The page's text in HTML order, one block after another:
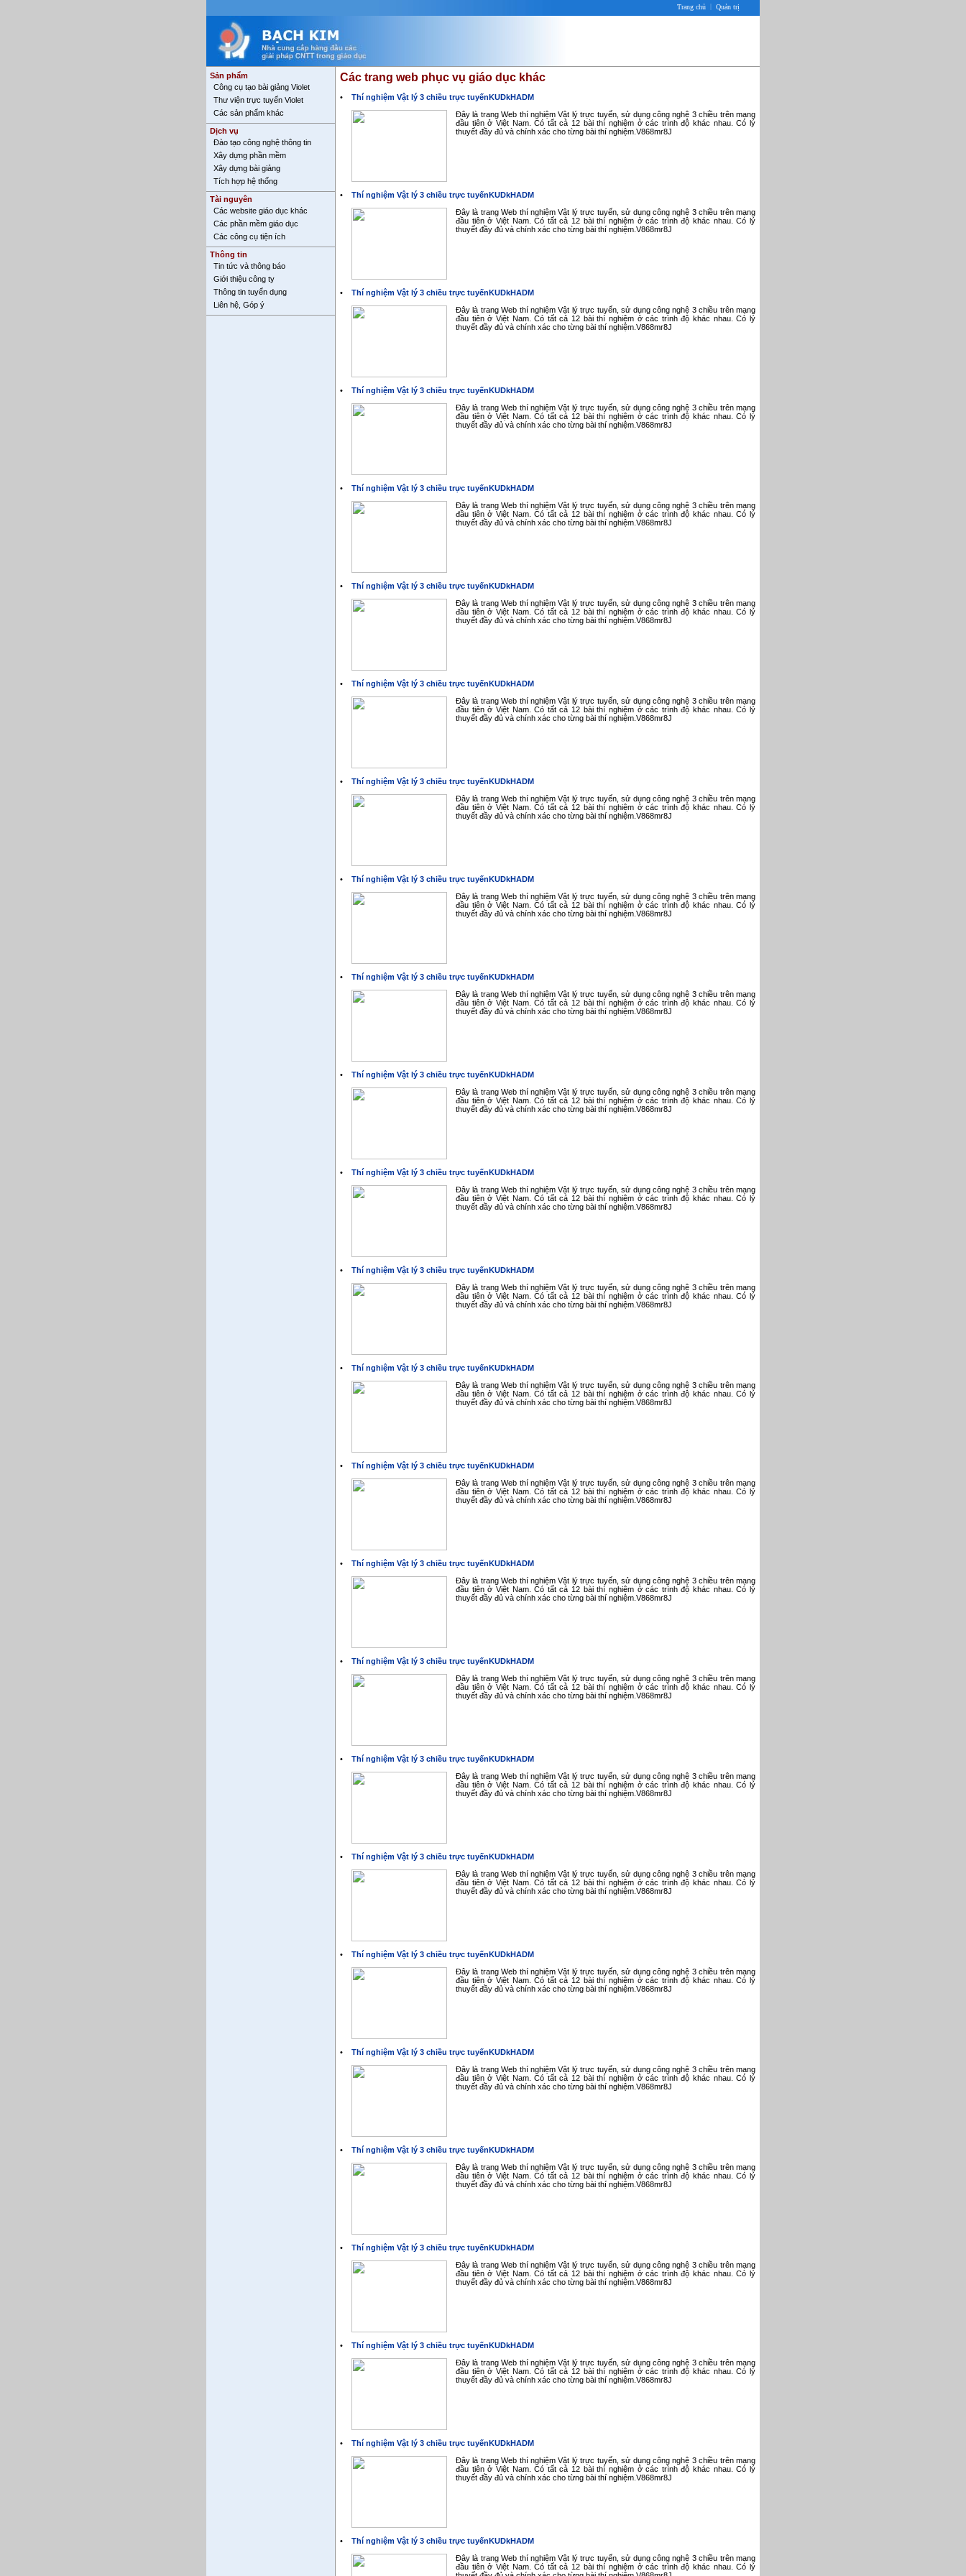
Trang chủ | Quản trị
Sản phẩm
Công cụ tạo bài giảng Violet
Thư viện trực tuyến Violet
Các sản phẩm khác
Dịch vụ
Đào tạo công nghệ thông tin
Xây dựng phần mềm
Xây dựng bài giảng
Tích hợp hệ thống
Tài nguyên
Các website giáo dục khác
Các phần mềm giáo dục
Các công cụ tiện ích
Thông tin
Tin tức và thông báo
Giới thiệu công ty
Thông tin tuyển dụng
Liên hệ, Góp ý
Các trang web phục vụ giáo dục khác
•
Thí nghiệm Vật lý 3 chiều trực tuyếnKUDkHADM
Đây là trang Web thí nghiệm Vật lý trực tuyến, sử dụng công nghệ 3 chiều trên mạng
đầu tiên ở Việt Nam. Có tất cả 12 bài thí nghiệm ở các trình độ khác nhau. Có lý
thuyết đầy đủ và chính xác cho từng bài thí nghiệm.V868mr8J
•
Thí nghiệm Vật lý 3 chiều trực tuyếnKUDkHADM
Đây là trang Web thí nghiệm Vật lý trực tuyến, sử dụng công nghệ 3 chiều trên mạng
đầu tiên ở Việt Nam. Có tất cả 12 bài thí nghiệm ở các trình độ khác nhau. Có lý
thuyết đầy đủ và chính xác cho từng bài thí nghiệm.V868mr8J
•
Thí nghiệm Vật lý 3 chiều trực tuyếnKUDkHADM
Đây là trang Web thí nghiệm Vật lý trực tuyến, sử dụng công nghệ 3 chiều trên mạng
đầu tiên ở Việt Nam. Có tất cả 12 bài thí nghiệm ở các trình độ khác nhau. Có lý
thuyết đầy đủ và chính xác cho từng bài thí nghiệm.V868mr8J
•
Thí nghiệm Vật lý 3 chiều trực tuyếnKUDkHADM
Đây là trang Web thí nghiệm Vật lý trực tuyến, sử dụng công nghệ 3 chiều trên mạng
đầu tiên ở Việt Nam. Có tất cả 12 bài thí nghiệm ở các trình độ khác nhau. Có lý
thuyết đầy đủ và chính xác cho từng bài thí nghiệm.V868mr8J
•
Thí nghiệm Vật lý 3 chiều trực tuyếnKUDkHADM
Đây là trang Web thí nghiệm Vật lý trực tuyến, sử dụng công nghệ 3 chiều trên mạng
đầu tiên ở Việt Nam. Có tất cả 12 bài thí nghiệm ở các trình độ khác nhau. Có lý
thuyết đầy đủ và chính xác cho từng bài thí nghiệm.V868mr8J
•
Thí nghiệm Vật lý 3 chiều trực tuyếnKUDkHADM
Đây là trang Web thí nghiệm Vật lý trực tuyến, sử dụng công nghệ 3 chiều trên mạng
đầu tiên ở Việt Nam. Có tất cả 12 bài thí nghiệm ở các trình độ khác nhau. Có lý
thuyết đầy đủ và chính xác cho từng bài thí nghiệm.V868mr8J
•
Thí nghiệm Vật lý 3 chiều trực tuyếnKUDkHADM
Đây là trang Web thí nghiệm Vật lý trực tuyến, sử dụng công nghệ 3 chiều trên mạng
đầu tiên ở Việt Nam. Có tất cả 12 bài thí nghiệm ở các trình độ khác nhau. Có lý
thuyết đầy đủ và chính xác cho từng bài thí nghiệm.V868mr8J
•
Thí nghiệm Vật lý 3 chiều trực tuyếnKUDkHADM
Đây là trang Web thí nghiệm Vật lý trực tuyến, sử dụng công nghệ 3 chiều trên mạng
đầu tiên ở Việt Nam. Có tất cả 12 bài thí nghiệm ở các trình độ khác nhau. Có lý
thuyết đầy đủ và chính xác cho từng bài thí nghiệm.V868mr8J
•
Thí nghiệm Vật lý 3 chiều trực tuyếnKUDkHADM
Đây là trang Web thí nghiệm Vật lý trực tuyến, sử dụng công nghệ 3 chiều trên mạng
đầu tiên ở Việt Nam. Có tất cả 12 bài thí nghiệm ở các trình độ khác nhau. Có lý
thuyết đầy đủ và chính xác cho từng bài thí nghiệm.V868mr8J
•
Thí nghiệm Vật lý 3 chiều trực tuyếnKUDkHADM
Đây là trang Web thí nghiệm Vật lý trực tuyến, sử dụng công nghệ 3 chiều trên mạng
đầu tiên ở Việt Nam. Có tất cả 12 bài thí nghiệm ở các trình độ khác nhau. Có lý
thuyết đầy đủ và chính xác cho từng bài thí nghiệm.V868mr8J
•
Thí nghiệm Vật lý 3 chiều trực tuyếnKUDkHADM
Đây là trang Web thí nghiệm Vật lý trực tuyến, sử dụng công nghệ 3 chiều trên mạng
đầu tiên ở Việt Nam. Có tất cả 12 bài thí nghiệm ở các trình độ khác nhau. Có lý
thuyết đầy đủ và chính xác cho từng bài thí nghiệm.V868mr8J
•
Thí nghiệm Vật lý 3 chiều trực tuyếnKUDkHADM
Đây là trang Web thí nghiệm Vật lý trực tuyến, sử dụng công nghệ 3 chiều trên mạng
đầu tiên ở Việt Nam. Có tất cả 12 bài thí nghiệm ở các trình độ khác nhau. Có lý
thuyết đầy đủ và chính xác cho từng bài thí nghiệm.V868mr8J
•
Thí nghiệm Vật lý 3 chiều trực tuyếnKUDkHADM
Đây là trang Web thí nghiệm Vật lý trực tuyến, sử dụng công nghệ 3 chiều trên mạng
đầu tiên ở Việt Nam. Có tất cả 12 bài thí nghiệm ở các trình độ khác nhau. Có lý
thuyết đầy đủ và chính xác cho từng bài thí nghiệm.V868mr8J
•
Thí nghiệm Vật lý 3 chiều trực tuyếnKUDkHADM
Đây là trang Web thí nghiệm Vật lý trực tuyến, sử dụng công nghệ 3 chiều trên mạng
đầu tiên ở Việt Nam. Có tất cả 12 bài thí nghiệm ở các trình độ khác nhau. Có lý
thuyết đầy đủ và chính xác cho từng bài thí nghiệm.V868mr8J
•
Thí nghiệm Vật lý 3 chiều trực tuyếnKUDkHADM
Đây là trang Web thí nghiệm Vật lý trực tuyến, sử dụng công nghệ 3 chiều trên mạng
đầu tiên ở Việt Nam. Có tất cả 12 bài thí nghiệm ở các trình độ khác nhau. Có lý
thuyết đầy đủ và chính xác cho từng bài thí nghiệm.V868mr8J
•
Thí nghiệm Vật lý 3 chiều trực tuyếnKUDkHADM
Đây là trang Web thí nghiệm Vật lý trực tuyến, sử dụng công nghệ 3 chiều trên mạng
đầu tiên ở Việt Nam. Có tất cả 12 bài thí nghiệm ở các trình độ khác nhau. Có lý
thuyết đầy đủ và chính xác cho từng bài thí nghiệm.V868mr8J
•
Thí nghiệm Vật lý 3 chiều trực tuyếnKUDkHADM
Đây là trang Web thí nghiệm Vật lý trực tuyến, sử dụng công nghệ 3 chiều trên mạng
đầu tiên ở Việt Nam. Có tất cả 12 bài thí nghiệm ở các trình độ khác nhau. Có lý
thuyết đầy đủ và chính xác cho từng bài thí nghiệm.V868mr8J
•
Thí nghiệm Vật lý 3 chiều trực tuyếnKUDkHADM
Đây là trang Web thí nghiệm Vật lý trực tuyến, sử dụng công nghệ 3 chiều trên mạng
đầu tiên ở Việt Nam. Có tất cả 12 bài thí nghiệm ở các trình độ khác nhau. Có lý
thuyết đầy đủ và chính xác cho từng bài thí nghiệm.V868mr8J
•
Thí nghiệm Vật lý 3 chiều trực tuyếnKUDkHADM
Đây là trang Web thí nghiệm Vật lý trực tuyến, sử dụng công nghệ 3 chiều trên mạng
đầu tiên ở Việt Nam. Có tất cả 12 bài thí nghiệm ở các trình độ khác nhau. Có lý
thuyết đầy đủ và chính xác cho từng bài thí nghiệm.V868mr8J
•
Thí nghiệm Vật lý 3 chiều trực tuyếnKUDkHADM
Đây là trang Web thí nghiệm Vật lý trực tuyến, sử dụng công nghệ 3 chiều trên mạng
đầu tiên ở Việt Nam. Có tất cả 12 bài thí nghiệm ở các trình độ khác nhau. Có lý
thuyết đầy đủ và chính xác cho từng bài thí nghiệm.V868mr8J
•
Thí nghiệm Vật lý 3 chiều trực tuyếnKUDkHADM
Đây là trang Web thí nghiệm Vật lý trực tuyến, sử dụng công nghệ 3 chiều trên mạng
đầu tiên ở Việt Nam. Có tất cả 12 bài thí nghiệm ở các trình độ khác nhau. Có lý
thuyết đầy đủ và chính xác cho từng bài thí nghiệm.V868mr8J
•
Thí nghiệm Vật lý 3 chiều trực tuyếnKUDkHADM
Đây là trang Web thí nghiệm Vật lý trực tuyến, sử dụng công nghệ 3 chiều trên mạng
đầu tiên ở Việt Nam. Có tất cả 12 bài thí nghiệm ở các trình độ khác nhau. Có lý
thuyết đầy đủ và chính xác cho từng bài thí nghiệm.V868mr8J
•
Thí nghiệm Vật lý 3 chiều trực tuyếnKUDkHADM
Đây là trang Web thí nghiệm Vật lý trực tuyến, sử dụng công nghệ 3 chiều trên mạng
đầu tiên ở Việt Nam. Có tất cả 12 bài thí nghiệm ở các trình độ khác nhau. Có lý
thuyết đầy đủ và chính xác cho từng bài thí nghiệm.V868mr8J
•
Thí nghiệm Vật lý 3 chiều trực tuyếnKUDkHADM
Đây là trang Web thí nghiệm Vật lý trực tuyến, sử dụng công nghệ 3 chiều trên mạng
đầu tiên ở Việt Nam. Có tất cả 12 bài thí nghiệm ở các trình độ khác nhau. Có lý
thuyết đầy đủ và chính xác cho từng bài thí nghiệm.V868mr8J
•
Thí nghiệm Vật lý 3 chiều trực tuyếnKUDkHADM
Đây là trang Web thí nghiệm Vật lý trực tuyến, sử dụng công nghệ 3 chiều trên mạng
đầu tiên ở Việt Nam. Có tất cả 12 bài thí nghiệm ở các trình độ khác nhau. Có lý
thuyết đầy đủ và chính xác cho từng bài thí nghiệm.V868mr8J
•
Thí nghiệm Vật lý 3 chiều trực tuyếnKUDkHADM
Đây là trang Web thí nghiệm Vật lý trực tuyến, sử dụng công nghệ 3 chiều trên mạng
đầu tiên ở Việt Nam. Có tất cả 12 bài thí nghiệm ở các trình độ khác nhau. Có lý